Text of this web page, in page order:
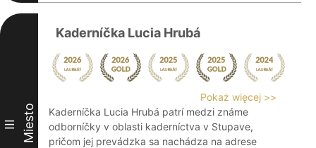
III Miesto
Kaderníčka Lucia Hrubá
Pokaż więcej >>
Kaderníčka Lucia Hrubá patrí medzi známe
odborníčky v oblasti kaderníctva v Stupave,
pričom jej prevádzka sa nachádza na adrese